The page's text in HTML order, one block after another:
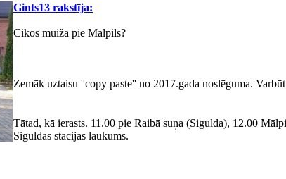
Gints13 rakstīja:
Cikos muižā pie Mālpils?
Zemāk uztaisu ''copy paste'' no 2017.gada noslēguma.
Tātad, kā ierasts. 11.00 pie Raibā suņa (Sigulda), 12.00
Siguldas stacijas laukums.